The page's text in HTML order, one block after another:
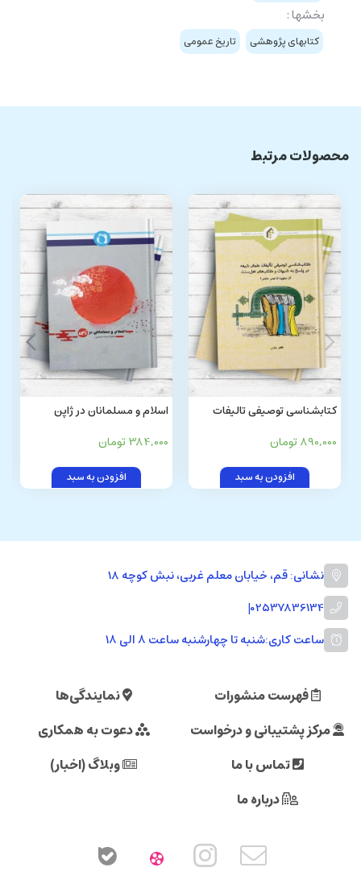
بخشها :
کتابهای پژوهشی تاریخ عمومی
محصولات مرتبط
کتابشناسی توصیفی تالیفات
و کتابهای اهل سنت (از صفویه تا
عصر حاضر)
890,000 تومان
افزودن به سبد
اسلام و مسلمانان در ژاپن
384,000 تومان
افزودن به سبد
نشانی: قم، خیابان معلم غربی، نبش کوچه 18
02537836134
|
ساعت کاری:شنبه تا چهارشنبه ساعت ۸ الی ۱۸
فهرست منشورات
نمایندگی‌ها
مرکز پشتیبانی و درخواست
دعوت به همکاری
تماس با ما
وبلاگ (اخبار)
درباره ما